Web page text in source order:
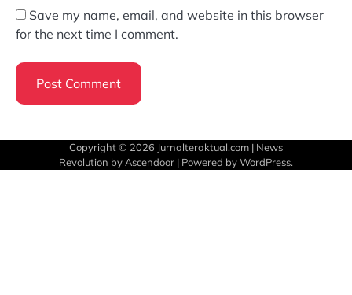
Save my name, email, and website in this browser
for the next time I comment.
Copyright © 2026 Jurnalteraktual.com | News
Revolution by Ascendoor | Powered byWordPress.